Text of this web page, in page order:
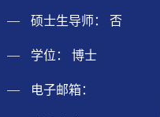
硕士生导师： 否
学位： 博士
电子邮箱：